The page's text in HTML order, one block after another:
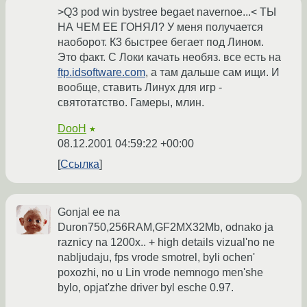
>Q3 pod win bystree begaet navernoe...< ТЫ
НА ЧЕМ ЕЕ ГОНЯЛ? У меня получается
наоборот. К3 быстрее бегает под Лином.
Это факт. С Локи качать необяз. все есть на
ftp.idsoftware.com, а там дальше сам ищи. И
вообще, ставить Линух для игр -
святотатство. Гамеры, млин.
DooH ★
08.12.2001 04:59:22 +00:00
Ссылка
Gonjal ee na
Duron750,256RAM,GF2MX32Mb, odnako ja
raznicy na 1200x.. + high details vizual'no ne
nabljudaju, fps vrode smotrel, byli ochen'
poxozhi, no u Lin vrode nemnogo men'she
bylo, opjat'zhe driver byl esche 0.97.